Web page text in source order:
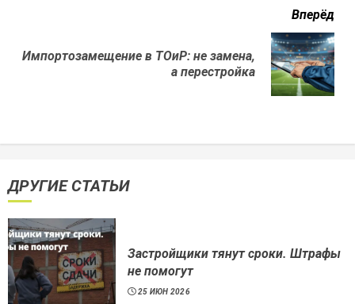
Вперёд
Next
Импортозамещение в ТОиР: не замена,
а перестройка
ДРУГИЕ СТАТЬИ
Застройщики тянут сроки. Штрафы
не помогут
25 ИЮН 2026